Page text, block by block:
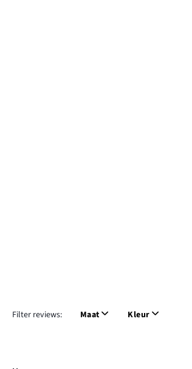
Filter reviews: Maat Kleur